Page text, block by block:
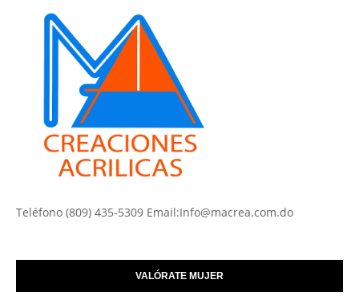
Teléfono (809) 435-5309 Email:Info@macrea.com.do
VALÓRATE MUJER